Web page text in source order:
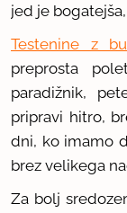
jed je
Testenine z
preprosta
paradižnik,
pripravi hitro,
dni, ko imamo
brez velikega
Za bolj